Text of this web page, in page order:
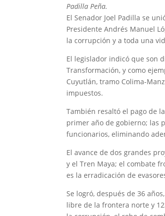
Padilla Peña.
El Senador Joel Padilla se
Presidente Andrés Manuel
la corrupción y a toda una
El legislador indicó que son
Transformación, y como
Cuyutlán, tramo Colima-
impuestos.
También resaltó el pago de
primer año de gobierno; las
funcionarios, eliminando
El avance de dos grandes
y el Tren Maya; el combate
es la erradicación de
Se logró, después de 36
libre de la frontera norte y